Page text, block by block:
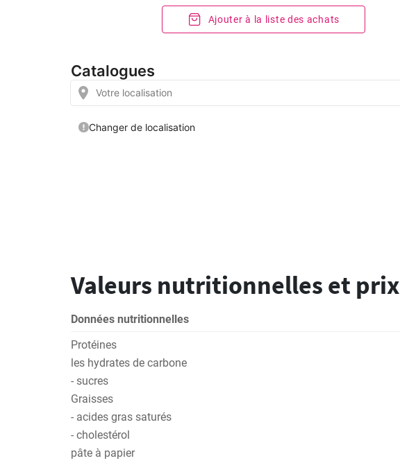
Ajouter à la liste des achats
Valeurs nutritionnelles et prix
Données nutritionnelles
Protéines
les hydrates de carbone
- sucres
Graisses
- acides gras saturés
- cholestérol
pâte à papier